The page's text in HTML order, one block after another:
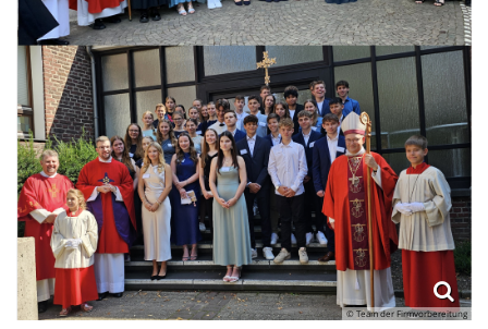
© Team der Firmvorbereitung